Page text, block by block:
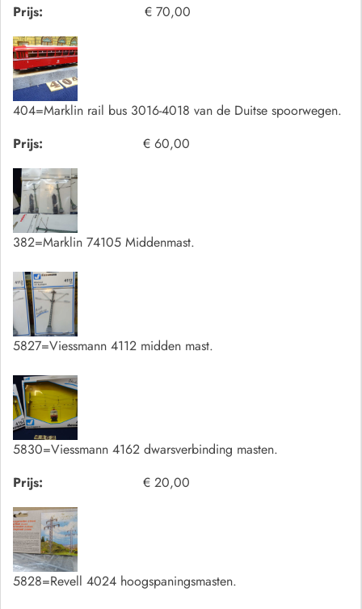
Prijs:
€ 70,00
404=Marklin rail bus 3016-4018 van de Duitse spoorwegen.
Prijs:
€ 60,00
382=Marklin 74105 Middenmast.
5827=Viessmann 4112 midden mast.
5830=Viessmann 4162 dwarsverbinding masten.
Prijs:
€ 20,00
5828=Revell 4024 hoogspaningsmasten.